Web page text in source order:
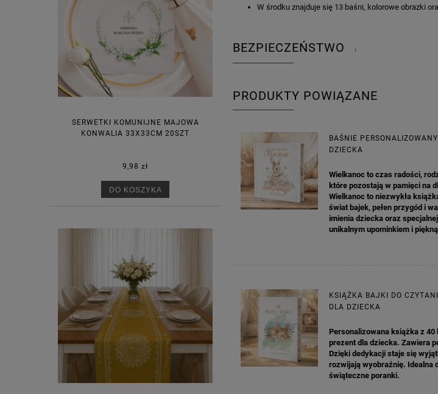
SERWETKI KOMUNIJNE MAJOWA
KONWALIA 33X33CM 20SZT
9,98 zł
DO KOSZYKA
W środku znajduje się 13 baśni, kolorowe obrazki
BEZPIECZEŃSTWO ↓
PRODUKTY POWIĄZANE
BAŚNIE
DZIECKA
Wielkanoc to czas radości,
które pozostają w pamięci na
Wielkanoc to niezwykła
świat bajek, pełen przygód i
imienia dziecka oraz
unikalnym upominkiem i
KSIĄŻKA BAJKI DO
DLA DZIECKA
Personalizowana książka z
prezent dla dziecka. Zawiera
Dzięki dedykacji staje się
rozwijają wyobraźnię. Idealna
świąteczne poranki.